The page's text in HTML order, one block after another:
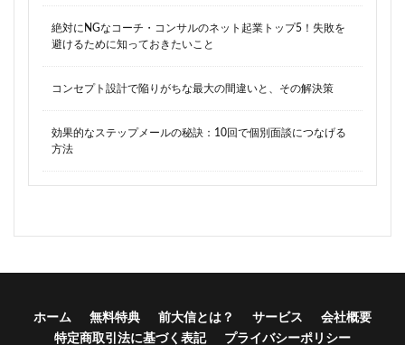
絶対にNGなコーチ・コンサルのネット起業トップ5！失敗を
避けるために知っておきたいこと
コンセプト設計で陥りがちな最大の間違いと、その解決策
効果的なステップメールの秘訣：10回で個別面談につなげる
方法
ホーム 無料特典 前大信とは？ サービス
会社概要
特定商取引法に基づく表記
プライバシーポリシー